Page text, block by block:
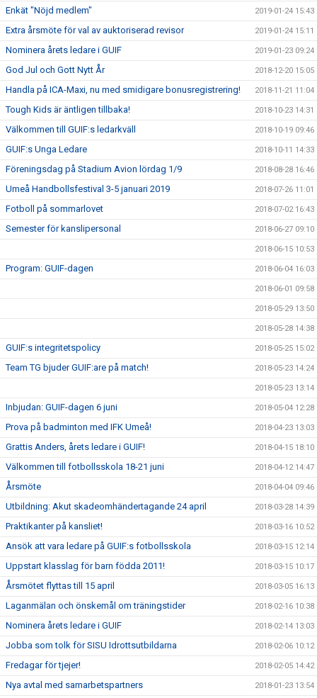
Enkät "Nöjd medlem" 2019-01-24 15:43
Extra årsmöte för val av auktoriserad revisor 2019-01-24 15:11
Nominera årets ledare i GUIF 2019-01-23 09:24
God Jul och Gott Nytt År 2018-12-20 15:05
Handla på ICA-Maxi, nu med smidigare bonusregistrering! 2018-11-21 11:04
Tough Kids är äntligen tillbaka! 2018-10-23 14:31
Välkommen till GUIF:s ledarkväll 2018-10-19 09:46
GUIF:s Unga Ledare 2018-10-11 14:33
Föreningsdag på Stadium Avion lördag 1/9 2018-08-28 16:46
Umeå Handbollsfestival 3-5 januari 2019 2018-07-26 11:01
Fotboll på sommarlovet 2018-07-02 16:43
Semester för kanslipersonal 2018-06-27 09:10
2018-06-15 10:53
Program: GUIF-dagen 2018-06-04 16:03
2018-06-01 09:58
2018-05-29 13:50
2018-05-28 14:38
GUIF:s integritetspolicy 2018-05-25 15:02
Team TG bjuder GUIF:are på match! 2018-05-23 14:24
2018-05-23 13:14
Inbjudan: GUIF-dagen 6 juni 2018-05-04 12:28
Prova på badminton med IFK Umeå! 2018-04-23 13:03
Grattis Anders, årets ledare i GUIF! 2018-04-15 18:10
Välkommen till fotbollsskola 18-21 juni 2018-04-12 14:47
Årsmöte 2018-04-04 09:46
Utbildning: Akut skadeomhändertagande 24 april 2018-03-28 14:39
Praktikanter på kansliet! 2018-03-16 10:52
Ansök att vara ledare på GUIF:s fotbollsskola 2018-03-15 12:14
Uppstart klasslag för barn födda 2011! 2018-03-15 10:17
Årsmötet flyttas till 15 april 2018-03-05 16:13
Laganmälan och önskemål om träningstider 2018-02-16 10:38
Nominera årets ledare i GUIF 2018-02-14 13:03
Jobba som tolk för SISU Idrottsutbildarna 2018-02-06 10:12
Fredagar för tjejer! 2018-02-05 14:42
Nya avtal med samarbetspartners 2018-01-23 13:54